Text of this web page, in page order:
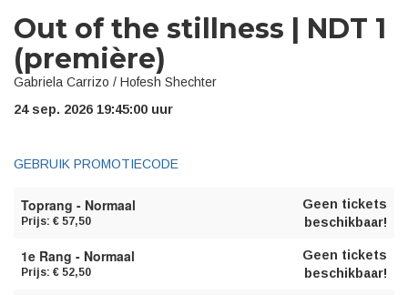
Out of the stillness | NDT 1
(première)
Gabriela Carrizo / Hofesh Shechter
24 sep. 2026 19:45:00 uur
TICKETS
Toprang - Normaal
Prijs: € 57,50
Geen tickets
beschikbaar!
1e Rang - Normaal
Prijs: € 52,50
Geen tickets
beschikbaar!
GEBRUIK PROMOTIECODE